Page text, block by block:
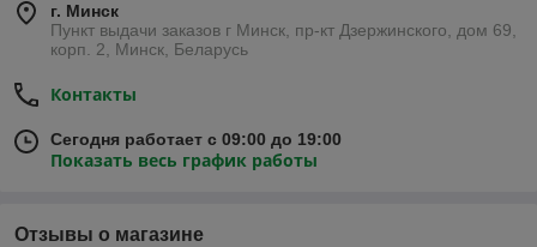
г. Минск
Пункт выдачи заказов г Минск, пр-кт Дзержинского, дом 69,
корп. 2, Минск, Беларусь
Контакты
Сегодня работает с 09:00 до 19:00
Показать весь график работы
Отзывы о магазине